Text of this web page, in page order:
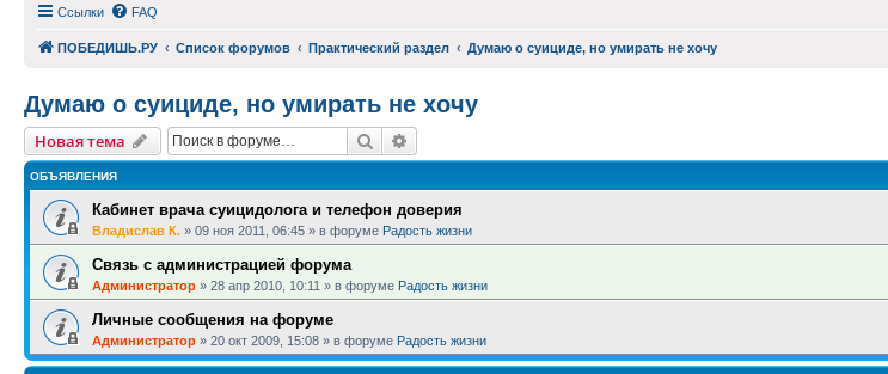
Ссылки FAQ
ПОБЕДИШЬ.РУ Список форумов Практический раздел Думаю о суициде, но умирать не хочу
Думаю о суициде, но умирать не хочу
Новая тема Поиск
ОБЪЯВЛЕНИЯ
Кабинет врача суицидолога и телефон доверия
Владислав К. » 09 ноя 2011, 06:45 » в форуме Радость жизни
Связь с администрацией форума
Администратор » 28 апр 2010, 10:11 » в форуме Радость жизни
Личные сообщения на форуме
Администратор » 20 окт 2009, 15:08 » в форуме Радость жизни